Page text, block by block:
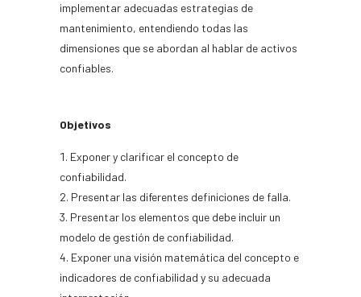
implementar adecuadas estrategias de
mantenimiento, entendiendo todas las
dimensiones que se abordan al hablar de activos
confiables.
Objetivos
Exponer y clarificar el concepto de
confiabilidad.
Presentar las diferentes definiciones de falla.
Presentar los elementos que debe incluir un
modelo de gestión de confiabilidad.
Exponer una visión matemática del concepto e
indicadores de confiabilidad y su adecuada